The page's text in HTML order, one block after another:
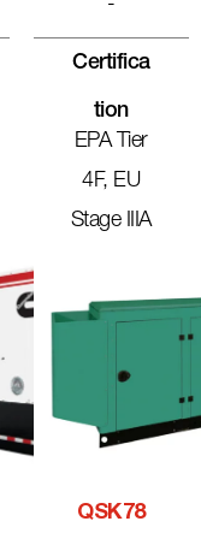
-
Certifica
Tion
EPA Tier
4F, EU
Stage IIIA
QSK78